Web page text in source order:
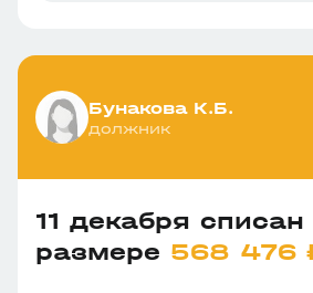
Бунакова К.Б.
должник
11 декабря списан
размере 568 476